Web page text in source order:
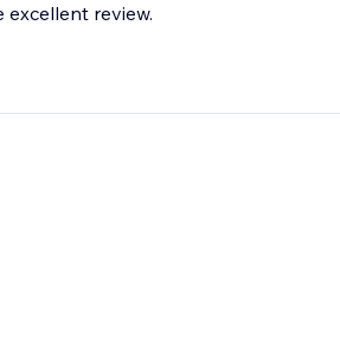
review.